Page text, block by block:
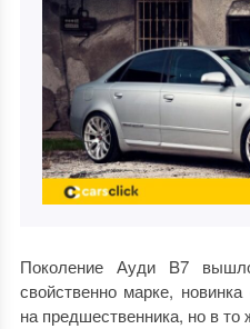
Поколение Ауди B7
свойственно марке,
на предшественника, но в